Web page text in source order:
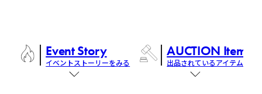
Event Story
イベントストーリーをみる
AUCTION Items
出品されているアイテム